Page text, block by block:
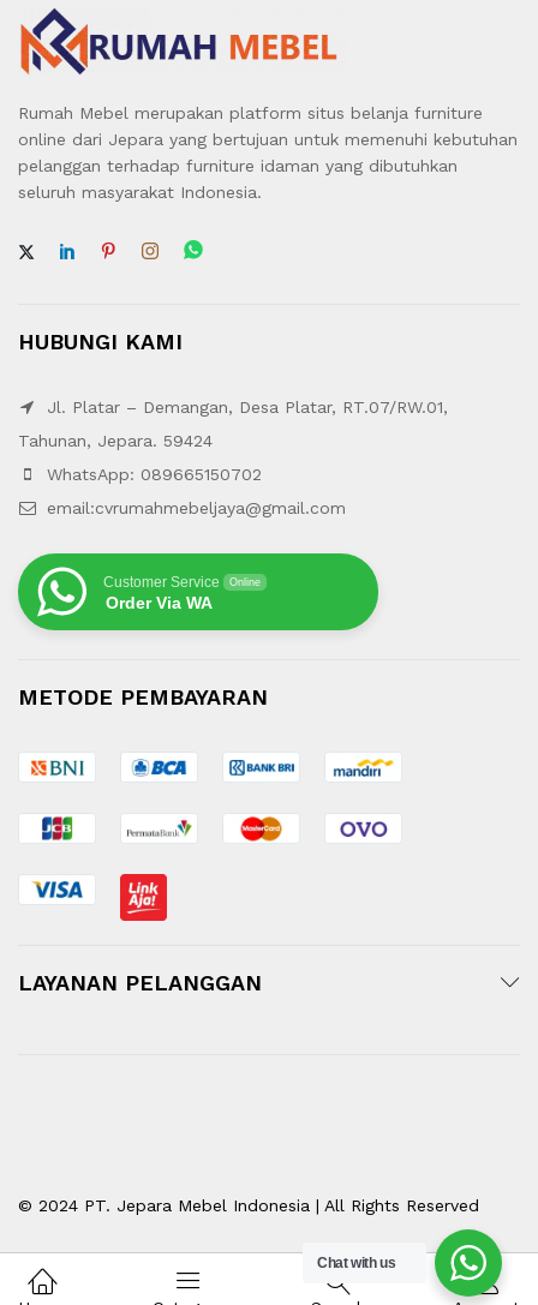
Rumah Mebel merupakan platform situs belanja furniture
online dari Jepara yang bertujuan untuk memenuhi kebutuhan
pelanggan terhadap furniture idaman yang dibutuhkan
seluruh masyarakat Indonesia.
HUBUNGI KAMI
Jl. Platar – Demangan, Desa Platar, RT.07/RW.01,
Tahunan, Jepara. 59424
WhatsApp: 089665150702
email:cvrumahmebeljaya@gmail.com
Customer Service Online
Order Via WA
METODE PEMBAYARAN
LAYANAN PELANGGAN
© 2024 PT. Jepara Mebel Indonesia | All Rights Reserved
Chat with us